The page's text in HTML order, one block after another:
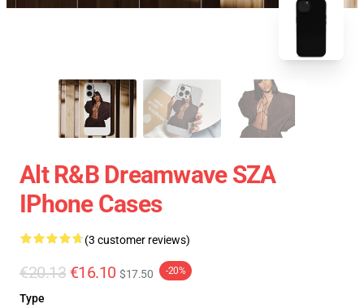
Alt R&B Dreamwave SZA
IPhone Cases
(3 customer reviews)
€20.13 €16.10 $17.50 -20%
Type